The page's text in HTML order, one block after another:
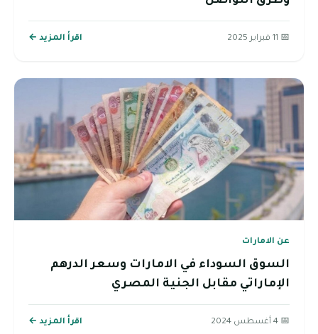
📅 11 فبراير 2025 اقرأ المزيد ←
عن الامارات
السوق السوداء في الامارات وسعر الدرهم
الإماراتي مقابل الجنية المصري
📅 4 أغسطس 2024 اقرأ المزيد ←